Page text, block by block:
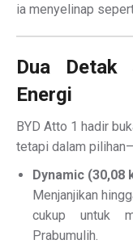
ia menyelinap
Dua Detak
Energi
BYD Atto 1 hadir
tetapi dalam
Dynamic (30,08
Menjanjikan
cukup untuk
Prabumulih.